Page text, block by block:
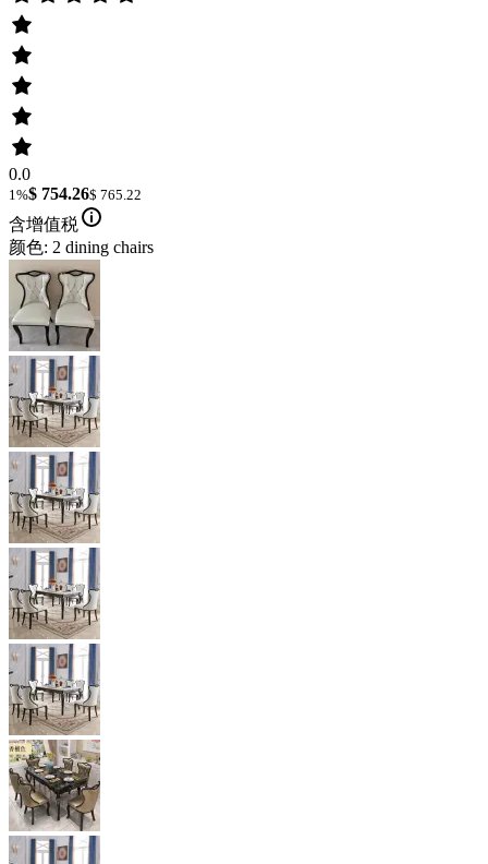
0.0
1%$ 754.26$ 765.22
含增值税
颜色: 2 dining chairs